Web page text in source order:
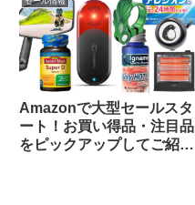
Amazonで大型セールスタ
ート！お買い得品・注目品
をピックアップしてご紹介